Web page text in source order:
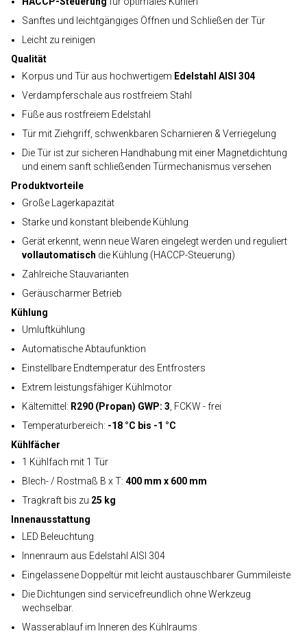
Sanftes und leichtgängiges Öffnen und Schließen der Tür
Leicht zu reinigen
Qualität
Korpus und Tür aus hochwertigem Edelstahl AISI 304
Verdampferschale aus rostfreiem Stahl
Füße aus rostfreiem Edelstahl
Tür mit Ziehgriff, schwenkbaren Scharnieren & Verriegelung
Die Tür ist zur sicheren Handhabung mit einer Magnetdichtung
und einem sanft schließenden Türmechanismus versehen
Produktvorteile
Große Lagerkapazität
Starke und konstant bleibende Kühlung
Gerät erkennt, wenn neue Waren eingelegt werden und reguliert
vollautomatisch die Kühlung (HACCP-Steuerung)
Zahlreiche Stauvarianten
Geräuscharmer Betrieb
Kühlung
Umluftkühlung
Automatische Abtaufunktion
Einstellbare Endtemperatur des Entfrosters
Extrem leistungsfähiger Kühlmotor
Kältemittel: R290 (Propan) GWP: 3 , FCKW - frei
Temperaturbereich: -18 °C bis -1 °C
Kühlfächer
1 Kühlfach mit 1 Tür
Blech- / Rostmaß B x T: 400 mm x 600 mm
Tragkraft bis zu 25 kg
Innenausstattung
LED Beleuchtung
Innenraum aus Edelstahl AISI 304
Eingelassene Doppeltür mit leicht austauschbarer Gummileiste
Die Dichtungen sind servicefreundlich ohne Werkzeug
wechselbar.
Wasserablauf im Inneren des Kühlraums